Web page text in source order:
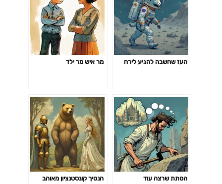
העז שחשבה להגיע לירח מר איש מר ילד
הסתת שרצה עוד הנסיך קונסטנציון מאוהב